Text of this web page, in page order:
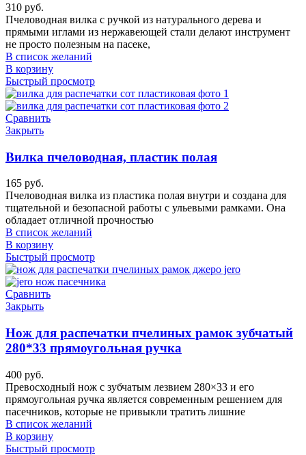
310 руб.
Пчеловодная вилка с ручкой из натурального дерева и
прямыми иглами из нержавеющей стали делают инструмент
не просто полезным на пасеке,
В список желаний
В корзину
Быстрый просмотр
Сравнить
Закрыть
Вилка пчеловодная, пластик полая
165 руб.
Пчеловодная вилка из пластика полая внутри и создана для
тщательной и безопасной работы с ульевыми рамками. Она
обладает отличной прочностью
В список желаний
В корзину
Быстрый просмотр
Сравнить
Закрыть
Нож для распечатки пчелиных рамок зубчатый
280*33 прямоугольная ручка
400 руб.
Превосходный нож с зубчатым лезвием 280×33 и его
прямоугольная ручка является современным решением для
пасечников, которые не привыкли тратить лишние
В список желаний
В корзину
Быстрый просмотр